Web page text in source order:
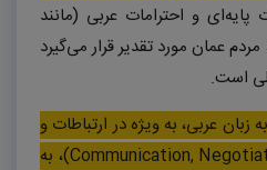
پایه‌ای و احترامات عربی (مانند
عمان مورد تقدیر قرار می‌گیرد
است.
زبان عربی، به ویژه در ارتباطات و
Communication,)، به